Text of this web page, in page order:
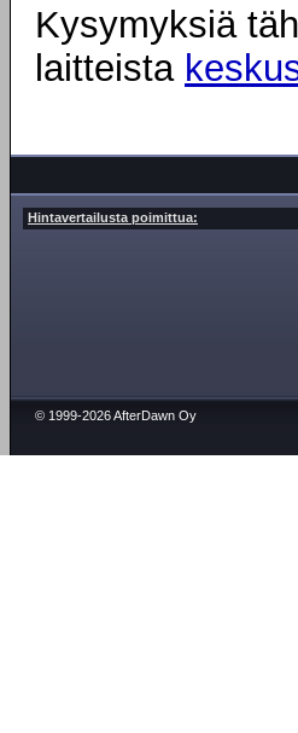
Kysymyksiä
laitteista
Hintavertailusta poimittua:
© 1999-2026 AfterDawn Oy